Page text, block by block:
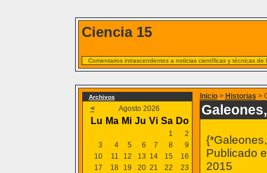
Ciencia 15
Comentarios intrascendentes a noticias científicas y técnicas de
Archivos
< Agosto 2026
Lu Ma Mi Ju Vi Sa Do
1
2
3
4 5 6 7 8
9
10
11 12 13 14 15
16
17
18 19 20 21 22
23
Inicio> Historias >
Publicado
2015